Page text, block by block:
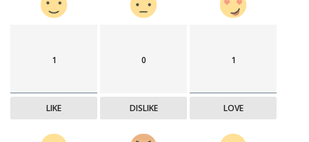
1
LIKE
0
DISLIKE
1
LOVE